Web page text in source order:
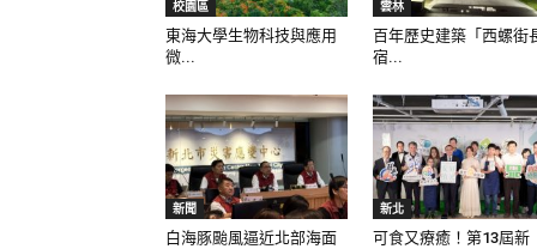
校園區
東海大學生物科技與應用
微...
雲林
百年歷史建築「西螺街
宿...
新聞
白海豚颱風逼近北部海面
新北
可食又療癒！第13屆新